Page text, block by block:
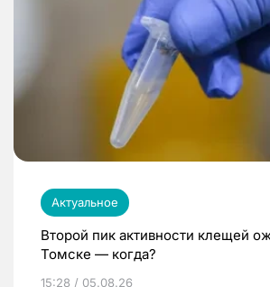
Актуальное
Второй пик активности клещей
Томске — когда?
15:28 / 05.08.26